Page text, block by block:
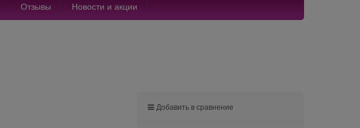
Отзывы Новости и акции
Добавить в сравнение